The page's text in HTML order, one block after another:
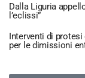
Dalla Liguria
l’eclissi”
Interventi di protesi
per le dimissioni